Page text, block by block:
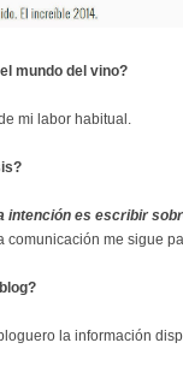
mundo del vino?
mi labor habitual.
intención es escribir
comunicación me sigue
la información